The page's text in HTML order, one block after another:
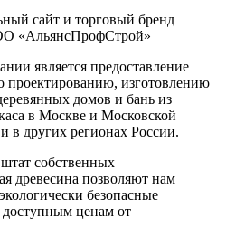
сайт и торговый бренд
«АльянсПрофСтрой»
является предоставление
проектированию, изготовлению
домов и бань из
в Москве и Московской
в других регионах России.
собственных
древесина позволяют нам
безопасные
ценам от